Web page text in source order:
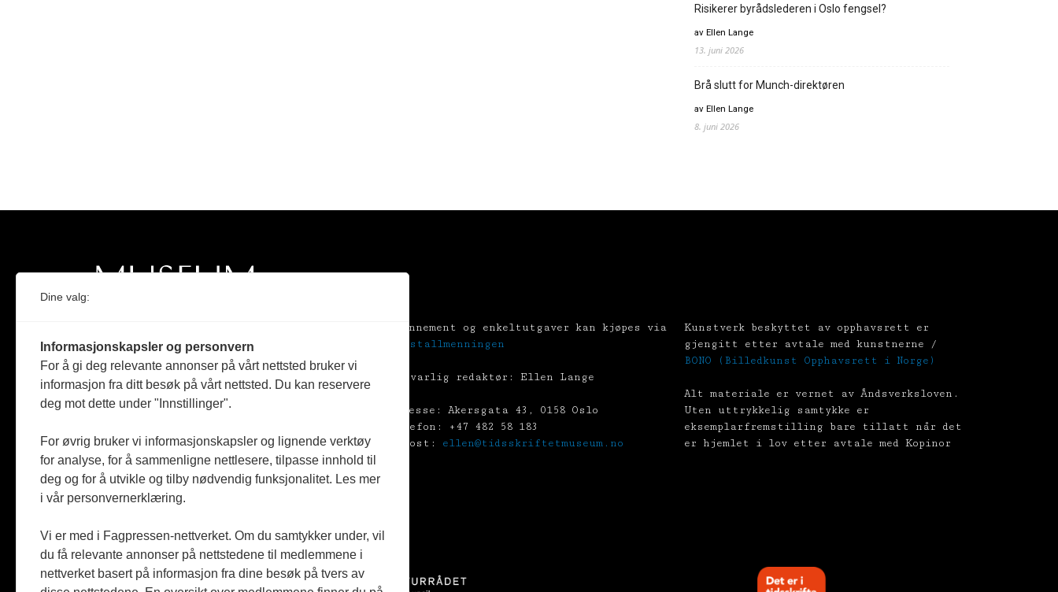
Risikerer byrådslederen i Oslo fengsel?
av Ellen Lange
13. juni 2026
Brå slutt for Munch-direktøren
av Ellen Lange
8. juni 2026
Medlem i Norsk tidsskriftforening og
Fagpressen
Støttet av Kulturrådet og Norges
Følger Redaktørplakaten og Vær Varsom-
plakaten
Abonnement og enkeltutgaver kan kjøpes via
Tekstallmenningen
Ansvarlig redaktør: Ellen Lange
Adresse: Akersgata 43, 0158 Oslo
Telefon: +47 482 58 183
E-post: ellen@tidsskriftetmuseum.no
Kunstverk beskyttet av opphavsrett er
gjengitt etter avtale med kunstnerne /
BONO (Billedkunst Opphavsrett i Norge)
Alt materiale er vernet av Åndsverksloven.
Uten uttrykkelig samtykke er
eksemplarfremstilling bare tillatt når det
er hjemlet i lov etter avtale med Kopinor
Dine valg:
Informasjonskapsler og personvern
For å gi deg relevante annonser på vårt nettsted bruker vi
informasjon fra ditt besøk på vårt nettsted. Du kan reservere
deg mot dette under "Innstillinger".
For øvrig bruker vi informasjonskapsler og lignende verktøy
for analyse, for å sammenligne nettlesere, tilpasse innhold til
deg og for å utvikle og tilby nødvendig funksjonalitet. Les mer
i vår personvernerklæring.
Vi er med i Fagpressen-nettverket. Om du samtykker under, vil
du få relevante annonser på nettstedene til medlemmene i
nettverket basert på informasjon fra dine besøk på tvers av